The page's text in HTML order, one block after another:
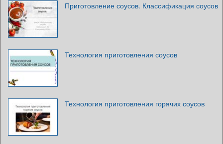
Приготовление соусов. Классификация соусов
Технология приготовления соусов
Технология приготовления горячих соусов